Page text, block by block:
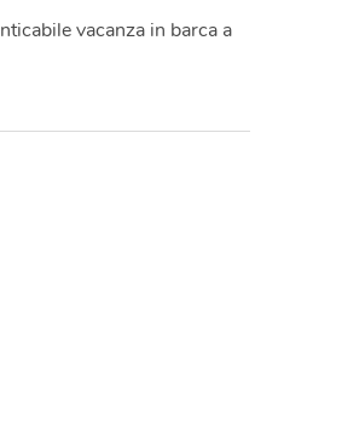
vacanza in barca a